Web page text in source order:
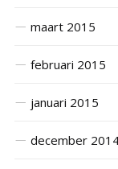
maart 2015
februari 2015
januari 2015
december